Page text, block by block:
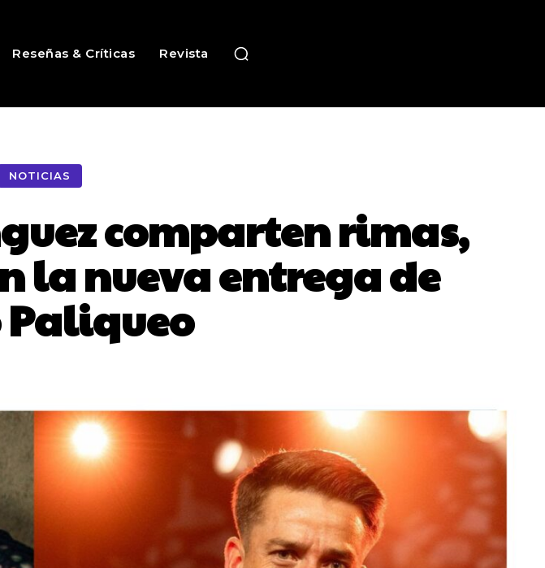
Reseñas & Críticas Revista
NOTICIAS
comparten rimas,
la nueva entrega de
Paliqueo